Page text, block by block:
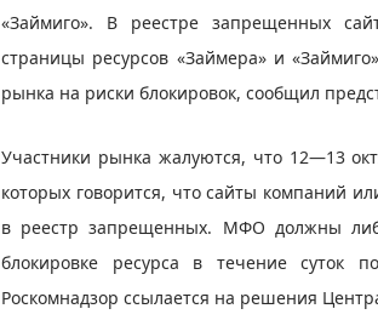
«Займиго». В реестре запрещенных
страницы ресурсов «Займера» и
рынка на риски блокировок, сообщил
Участники рынка жалуются, что 12—13
которых говорится, что сайты компаний
в реестр запрещенных. МФО должны
блокировке ресурса в течение суток
Роскомнадзор ссылается на решения